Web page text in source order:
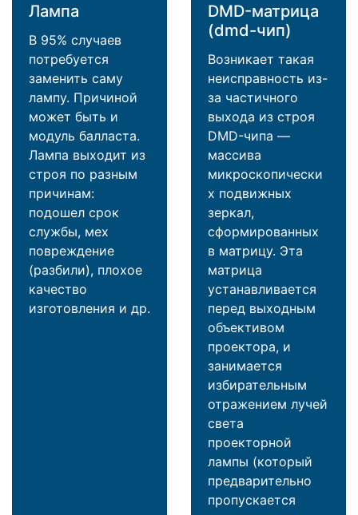
Лампа
В 95% случаев
потребуется
заменить саму
лампу. Причиной
может быть и
модуль балласта.
Лампа выходит из
строя по разным
причинам:
подошел срок
службы, мех
повреждение
(разбили), плохое
качество
изготовления и др.
DMD-матрица
(dmd-чип)
Возникает такая
неисправность из-
за частичного
выхода из строя
DMD-чипа —
массива
микроскопически
х подвижных
зеркал,
сформированных
в матрицу. Эта
матрица
устанавливается
перед выходным
объективом
проектора, и
занимается
избирательным
отражением лучей
света
проекторной
лампы (который
предварительно
пропускается